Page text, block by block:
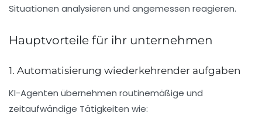
Situationen analysieren und angemessen reagieren.
Hauptvorteile für ihr unternehmen
1. Automatisierung wiederkehrender aufgaben
KI-Agenten übernehmen routinemäßige und
zeitaufwändige Tätigkeiten wie: